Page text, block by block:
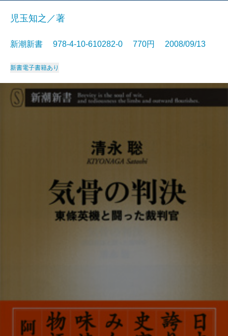
児玉知之／著
新潮新書 978-4-10-610282-0 770円 2008/09/13
新書電子書籍あり